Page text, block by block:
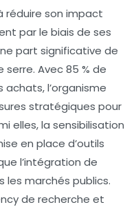
réduire son impact
par le biais de ses
part significative de
Avec 85 % de
l’organisme
stratégiques pour
elles, la sensibilisation
en place d’outils
l’intégration de
les marchés publics.
de recherche et